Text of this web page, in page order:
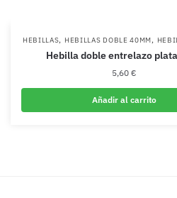
HEBILLAS, HEBILLAS DOBLE 40MM,
Hebilla doble entrelazo
5,60 €
Añadir al carrito